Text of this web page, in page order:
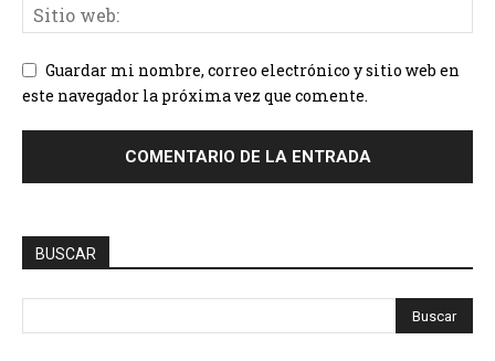
Guardar mi nombre, correo electrónico y sitio web en
este navegador la próxima vez que comente.
BUSCAR